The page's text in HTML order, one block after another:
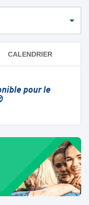
CALENDRIER
pour le